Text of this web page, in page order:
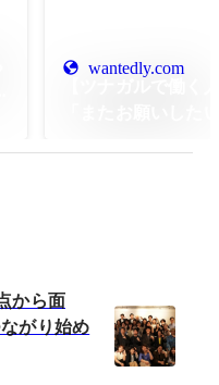
wantedly.com
から面
がり始め